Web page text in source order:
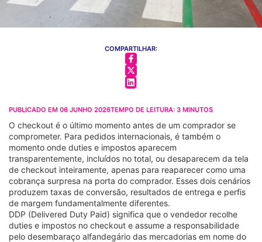
COMPARTILHAR:
PUBLICADO EM 06 JUNHO 2026TEMPO DE LEITURA: 3 MINUTOS
O checkout é o último momento antes de um comprador se
comprometer. Para pedidos internacionais, é também o
momento onde duties e impostos aparecem
transparentemente, incluídos no total, ou desaparecem da tela
de checkout inteiramente, apenas para reaparecer como uma
cobrança surpresa na porta do comprador. Esses dois cenários
produzem taxas de conversão, resultados de entrega e perfis
de margem fundamentalmente diferentes.
DDP (Delivered Duty Paid) significa que o vendedor recolhe
duties e impostos no checkout e assume a responsabilidade
pelo desembaraço alfandegário das mercadorias em nome do